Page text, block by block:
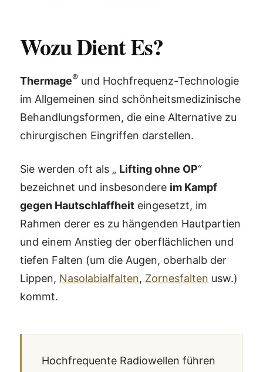
Wozu Dient Es?
Thermage® und Hochfrequenz-Technologie
im Allgemeinen sind schönheitsmedizinische
Behandlungsformen, die eine Alternative zu
chirurgischen Eingriffen darstellen.
Sie werden oft als „ Lifting ohne OP“
bezeichnet und insbesondere im Kampf
gegen Hautschlaffheit eingesetzt, im
Rahmen derer es zu hängenden Hautpartien
und einem Anstieg der oberflächlichen und
tiefen Falten (um die Augen, oberhalb der
Lippen, Nasolabialfalten, Zornesfalten usw.)
kommt.
Hochfrequente Radiowellen führen